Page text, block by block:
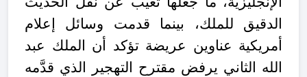
الدقيق للملك، بينما قدمت وسائل إعلام
أمريكية عناوين عريضة تؤكد أن الملك عبد
الله الثاني يرفض مقترح التهجير الذي قدَّمه